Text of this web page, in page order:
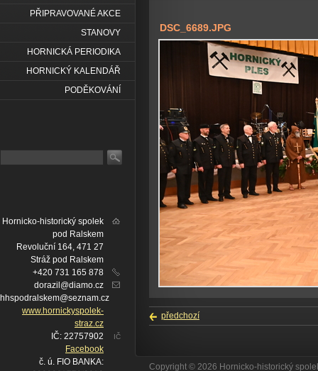
DSC_6689.JPG
předchozí
PŘIPRAVOVANÉ AKCE
STANOVY
HORNICKÁ PERIODIKA
HORNICKÝ KALENDÁŘ
PODĚKOVÁNÍ
Hornicko-historický spolek
pod Ralskem
Revoluční 164, 471 27
Stráž pod Ralskem
+420 731 165 878
dorazil@diamo.cz
hhspodralskem@seznam.cz
www.hornickyspolek-
straz.cz
IČ
IČ: 22757902
Facebook
č. ú. FIO BANKA:
Copyright © 2026 Hornicko-historický